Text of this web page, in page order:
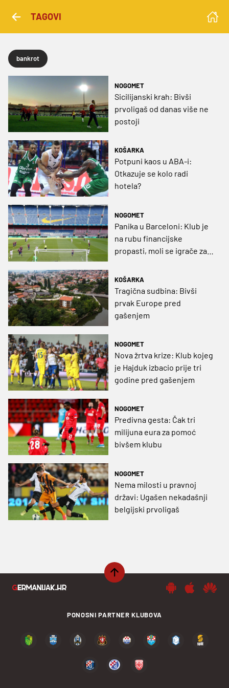
TAGOVI
bankrot
NOGOMET
Sicilijanski krah: Bivši
prvoligaš od danas više ne
postoji
KOŠARKA
Potpuni kaos u ABA-i:
Otkazuje se kolo radi
hotela?
NOGOMET
Panika u Barceloni: Klub je
na rubu financijske
propasti, moli se igrače za
KOŠARKA
Tragična sudbina: Bivši
prvak Europe pred
gašenjem
NOGOMET
Nova žrtva krize: Klub kojeg
je Hajduk izbacio prije tri
godine pred gašenjem
NOGOMET
Predivna gesta: Čak tri
milijuna eura za pomoć
bivšem klubu
NOGOMET
Nema milosti u pravnoj
državi: Ugašen nekadašnji
belgijski prvoligaš
PONOSNI PARTNER KLUBOVA